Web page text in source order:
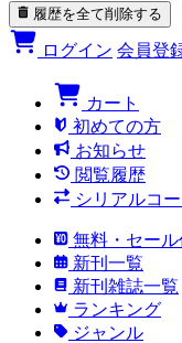
履歴を全て削除する
ログイン 会員登
カート
初めての方
お知らせ
閲覧履歴
シリアルコ
無料・セール
新刊一覧
新刊雑誌一覧
ランキング
ジャンル